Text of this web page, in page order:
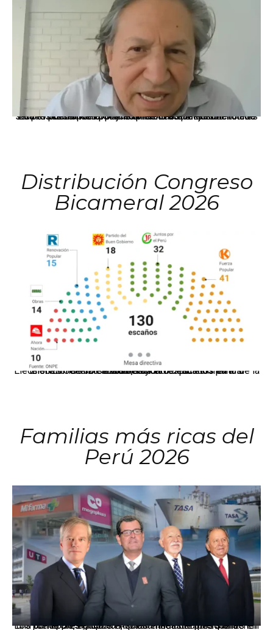
La presidenta Keiko Fujimori informó que la solicitud de indulto presentada por el expresidente Alejandro Toledo será evaluada por la Comisión de Gracias Presidenciales conforme al procedimiento establecido.
Distribución Congreso
Bicameral 2026
El JNE oficializó la distribución de escaños para la elección de 60 senadores y 130 diputados en las Elecciones Generales 2026, tras el restablecimiento de la Bicameralidad.
Familias más ricas del
Perú 2026
Los principales grupos empresariales del país mantienen una fuerte presencia en Áncash mediante inversiones en comercio, educación, salud e industria pesquera.